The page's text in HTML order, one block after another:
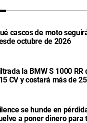
cascos de moto
octubre de 2026
la BMW S 1000 RR
CV y costará más de
se hunde en
a poner dinero para